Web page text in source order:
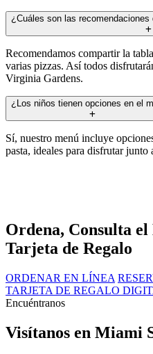
¿Cuáles son las
Recomendamos compartir la
varias pizzas. Así todos
Virginia Gardens.
¿Los niños tienen opciones en el
Sí, nuestro menú incluye
pasta, ideales para disfrutar junto
Ordena, Consulta
Tarjeta de Regalo
ORDENAR EN LÍNEA
TARJETA DE REGALO
Encuéntranos
Visítanos en Miami